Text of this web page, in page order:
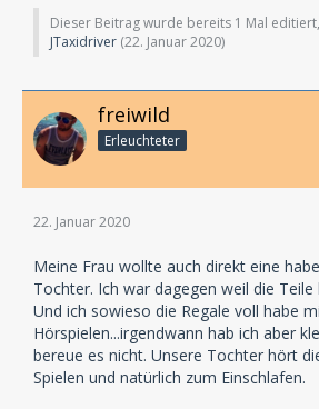
Dieser Beitrag wurde bereits 1 Mal
JTaxidriver (22. Januar 2020)
freiwild
Erleuchteter
22. Januar 2020
Meine Frau wollte auch direkt eine
Tochter. Ich war dagegen weil die
Und ich sowieso die Regale voll habe
Hörspielen...irgendwann hab ich aber
bereue es nicht. Unsere Tochter hört
Spielen und natürlich zum Einschlafen.